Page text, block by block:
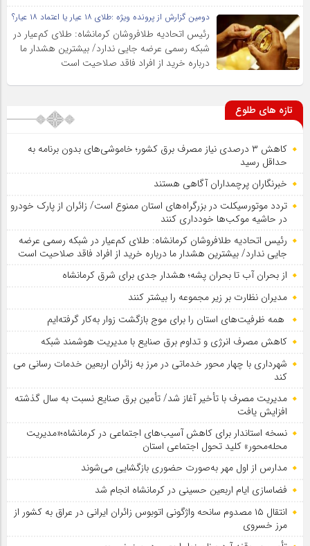
دومین گزارش از پرونده ویژه :طلای ۱۸ عیار یا اعتماد ۱۸ عیار؟
رئیس اتحادیه طلافروشان کرمانشاه: طلای کم‌عیار در
شبکه رسمی عرضه جایی ندارد/ بیشترین هشدار ما
درباره خرید از افراد فاقد صلاحیت است
تازه های طلوع
کاهش ۳ درصدی نیاز مصرف برق کشور؛ خاموشی‌های بدون برنامه به
حداقل رسید
خبرنگاران پرچمداران آگاهی هستند
تردد موتورسیکلت در بزرگراه‌های استان ممنوع است/ زائران از پارک خودرو
در حاشیه موکب‌ها خودداری کنند
رئیس اتحادیه طلافروشان کرمانشاه: طلای کم‌عیار در شبکه رسمی عرضه
جایی ندارد/ بیشترین هشدار ما درباره خرید از افراد فاقد صلاحیت است
از بحران آب تا بحران پشه؛ هشدار جدی برای شرق کرمانشاه
مدیران نظارت بر زیر مجموعه را بیشتر کنند
همه ظرفیت‌های استان را برای موج بازگشت زوار به‌کار گرفته‌ایم
کاهش مصرف انرژی و تداوم برق صنایع با مدیریت هوشمند شبکه
شهرداری با چهار محور خدماتی در مرز به زائران اربعین خدمات رسانی می
کند
مدیریت مصرف با تأخیر آغاز شد/ تأمین برق صنایع نسبت به سال گذشته
افزایش یافت
نسخه استاندار برای کاهش آسیب‌های اجتماعی در کرمانشاه؛«مدیریت
محله‌محور» کلید تحول اجتماعی استان
مدارس از اول مهر به‌صورت حضوری بازگشایی می‌شوند
فضاسازی ایام اربعین حسینی در کرمانشاه انجام شد
انتقال ۱۵ مصدوم سانحه واژگونی اتوبوس زائران ایرانی در عراق به کشور از
مرز خسروی